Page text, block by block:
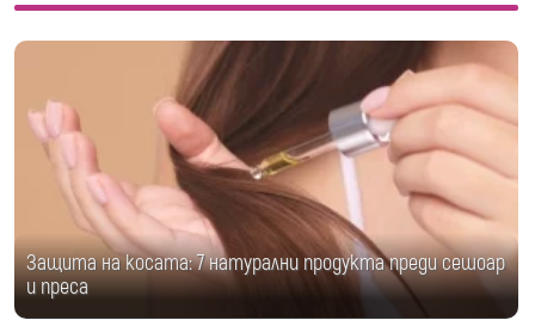
Защита на косата: 7 натурални продукта преди сешоар
и преса